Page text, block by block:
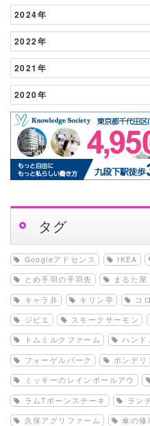
2024年
2022年
2021年
2020年
タグ
Googleアドセンス IKEA
とめ手羽の手羽先
まるた屋
キャラ弁
キリン亭 コ
ジビエ
スモークサーモン
トムミルクファーム
ハンド
フォーゲルパーク
ポンデリ
ミッキーのレインボールアウ
ラムTボーンステーキ
ラン
久保アグリファーム
傘の修